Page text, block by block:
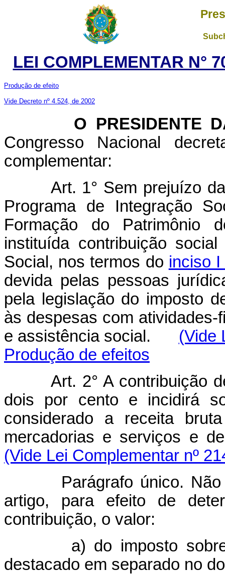
LEI COMPLEMENTAR N°
Produção de efeito
Vide Decreto nº 4.524, de 2002
O PRESIDENTE DA
Congresso Nacional
complementar:
Art. 1° Sem prejuízo
Programa de Integração
Formação do Patrimônio
instituída contribuição
Social, nos termos do inciso
devida pelas pessoas
pela legislação do imposto
às despesas com
e assistência social. (Vide
Produção de efeitos
Art. 2° A contribuição
dois por cento e incidirá
considerado a receita
mercadorias e serviços e
(Vide Lei Complementar nº
Parágrafo único. Não
artigo, para efeito de
contribuição, o valor:
a) do imposto sobre
destacado em separado no